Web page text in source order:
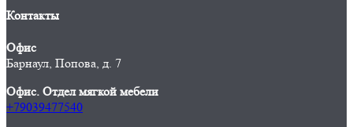
Контакты
Офис
Барнаул, Попова, д. 7
Офис. Отдел мягкой мебели
+79039477540